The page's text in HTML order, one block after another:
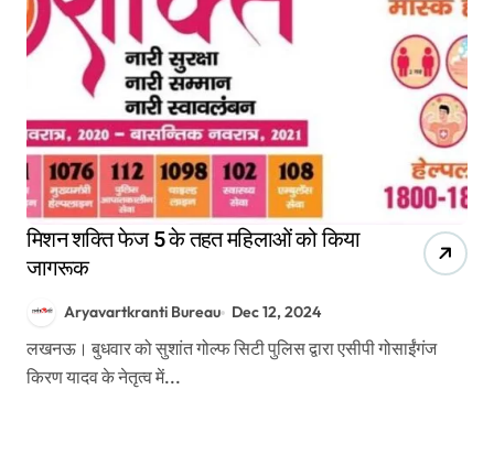
मिशन शक्ति फेज 5 के तहत महिलाओं को किया
जागरूक
Aryavartkranti Bureau Dec 12, 2024
लखनऊ। बुधवार को सुशांत गोल्फ सिटी पुलिस द्वारा एसीपी गोसाईंगंज
किरण यादव के नेतृत्व में...